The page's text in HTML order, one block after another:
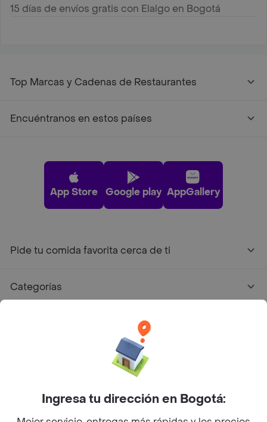
15 días de envíos gratis con Elalgo en Bogotá
Top Marcas y Cadenas de Restaurantes
Encuéntranos en estos países
App Store Google play AppGallery
Pide tu comida favorita cerca de ti
Categorías
Facebook
Twitter
Instagram
Ingresa tu dirección en Bogotá: